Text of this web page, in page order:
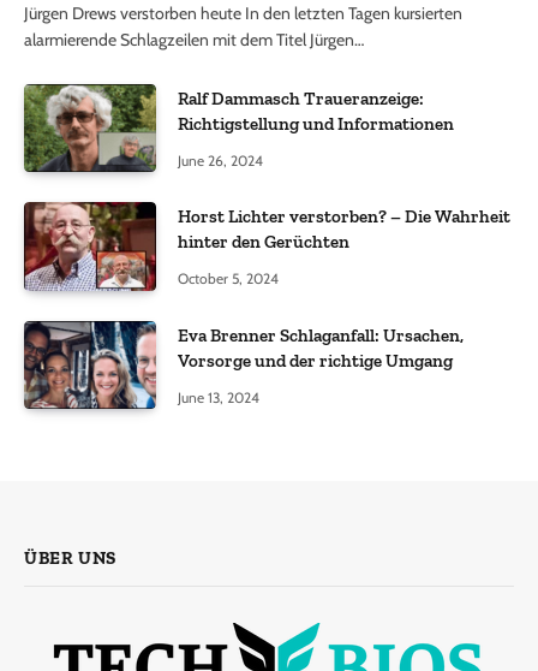
Jürgen Drews verstorben heute In den letzten Tagen kursierten
alarmierende Schlagzeilen mit dem Titel Jürgen…
Ralf Dammasch Traueranzeige:
Richtigstellung und Informationen
June 26, 2024
Horst Lichter verstorben? – Die Wahrheit
hinter den Gerüchten
October 5, 2024
Eva Brenner Schlaganfall: Ursachen,
Vorsorge und der richtige Umgang
June 13, 2024
ÜBER UNS